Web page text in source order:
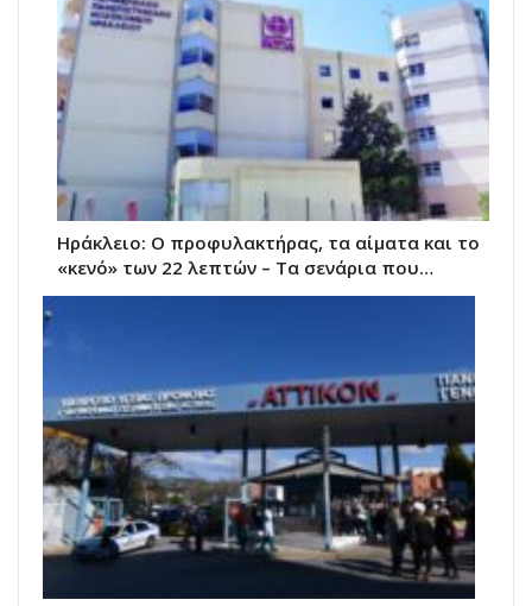
Ηράκλειο: Ο προφυλακτήρας, τα αίματα και το
«κενό» των 22 λεπτών – Τα σενάρια που…